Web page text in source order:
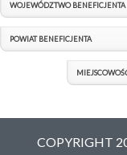
WOJEWÓDZTWO BENEFICJENTA
POWIAT BENEFICJENTA
COPYRIGHT